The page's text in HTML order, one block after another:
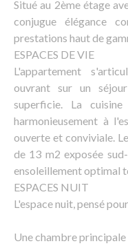
Situé au 2ème étage
conjugue élégance
prestations haut de
ESPACES DE VIE
L'appartement
ouvrant sur un
superficie. La
harmonieusement à
ouverte et conviviale.
de 13 m2 exposée
ensoleillement optimal
ESPACES NUIT
L'espace nuit, pensé
Une chambre